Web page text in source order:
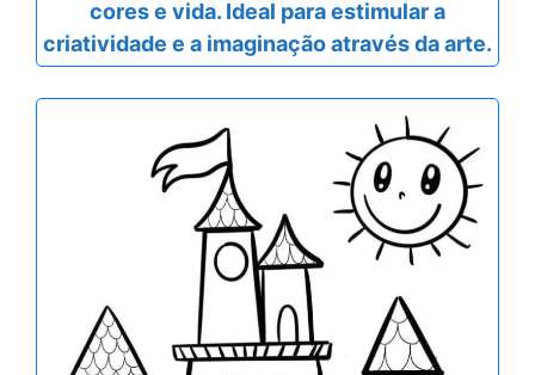
cores e vida. Ideal para estimular a
criatividade e a imaginação através da arte.